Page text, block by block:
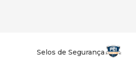
Selos de Segurança